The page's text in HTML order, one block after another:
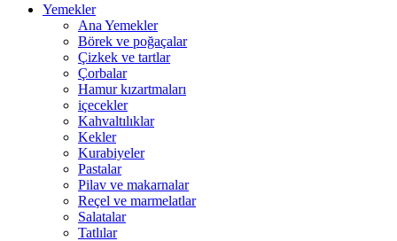
Yemekler
Ana Yemekler
Börek ve poğaçalar
Çizkek ve tartlar
Çorbalar
Hamur kızartmaları
içecekler
Kahvaltılıklar
Kekler
Kurabiyeler
Pastalar
Pilav ve makarnalar
Reçel ve marmelatlar
Salatalar
Tatlılar